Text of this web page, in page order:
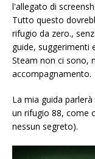
l'allegato di
Tutto questo
rifugio da zero.,
guide, suggerimenti
Steam non ci sono,
accompagnamento.
La mia guida
un rifugio 88, come
nessun segreto).